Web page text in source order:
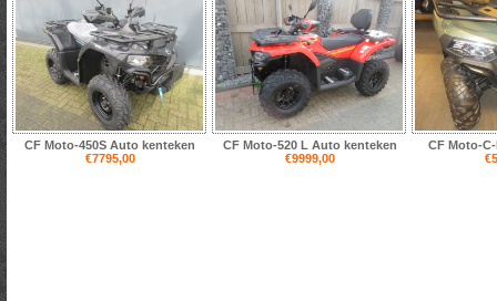
CF Moto-450S Auto kenteken
€7795,00
CF Moto-520 L Auto kenteken
€9999,00
CF Moto-